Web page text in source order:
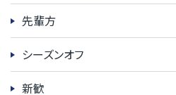
先輩方
シーズンオフ
新歓